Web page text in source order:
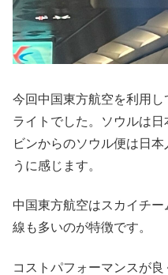
今回中国東方航空を利用
ライトでした。ソウルは
ビンからのソウル便は日
うに感じます。
中国東方航空はスカイチ
線も多いのが特徴です。
コストパフォーマンスが